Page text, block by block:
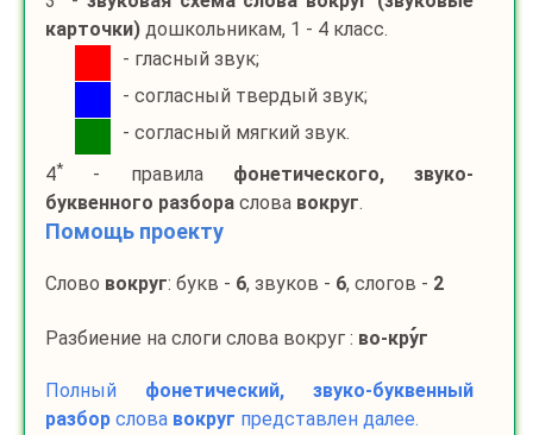
карточки) дошкольникам, 1 - 4 класс.
- гласный звук;
- согласный твердый звук;
- согласный мягкий звук.
4* - правила фонетического, звуко-
буквенного разбора слова вокруг.
Помощь проекту
Слово вокруг: букв - 6, звуков - 6, слогов - 2
Разбиение на слоги слова вокруг : во-круг
Полный фонетический, звуко-буквенный
разбор слова вокруг представлен далее.